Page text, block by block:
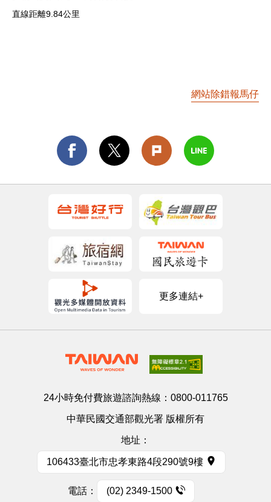
直線距離9.84公里
網站除錯報馬仔
更多連結+
24小時免付費旅遊諮詢熱線： 0800-011765
中華民國交通部觀光署 版權所有
地址：
106433臺北市忠孝東路4段290號9樓
電話： (02) 2349-1500